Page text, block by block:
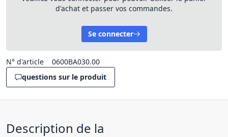
d'achat et passer vos commandes.
Se connecter
N° d'article
0600BA030.00
questions sur le produit
Description de la